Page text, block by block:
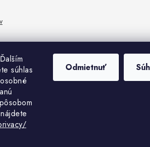
súhlas
Odmietnuť
práva vyhradené.